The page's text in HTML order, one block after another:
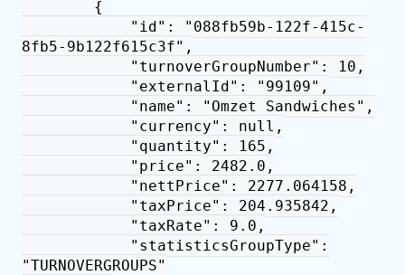
{
"id": "088fb59b-122f-415c-
8fb5-9b122f615c3f",
"turnoverGroupNumber": 10,
"externalId": "99109",
"name": "Omzet Sandwiches",
"currency": null,
"quantity": 165,
"price": 2482.0,
"nettPrice": 2277.064158,
"taxPrice": 204.935842,
"taxRate": 9.0,
"statisticsGroupType":
"TURNOVERGROUPS"